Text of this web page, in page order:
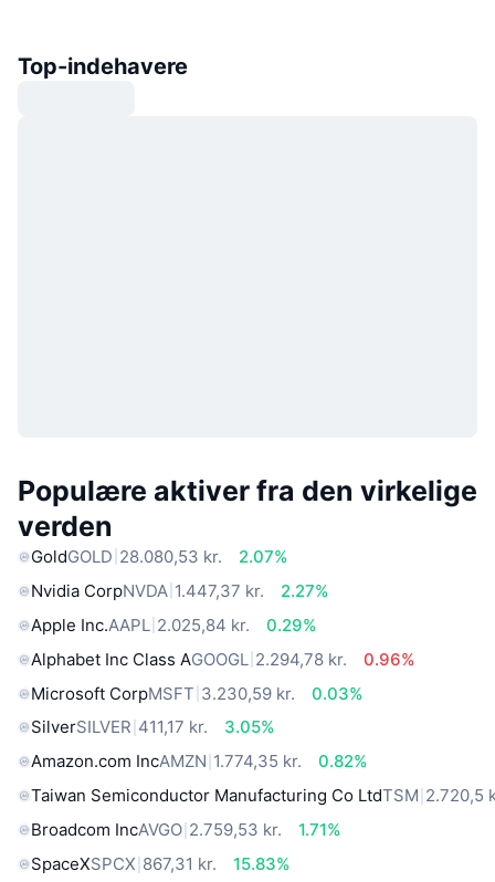
Top-indehavere
Populære aktiver fra den virkelige
verden
GoldGOLD 28.080,53 kr.
2.07%
Nvidia CorpNVDA 1.447,37 kr.
2.27%
Apple Inc.AAPL 2.025,84 kr.
0.29%
Alphabet Inc Class AGOOGL 2.294,78 kr.
0.96%
Microsoft CorpMSFT 3.230,59 kr.
0.03%
SilverSILVER 411,17 kr.
3.05%
Amazon.com IncAMZN 1.774,35 kr.
0.82%
Taiwan Semiconductor Manufacturing Co LtdTSM 2.720,5
Broadcom IncAVGO 2.759,53 kr.
1.71%
SpaceXSPCX 867,31 kr.
15.83%